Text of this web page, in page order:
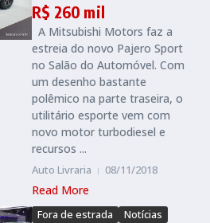
R$ 260 mil
A Mitsubishi Motors faz a
estreia do novo Pajero Sport
no Salão do Automóvel. Com
um desenho bastante
polêmico na parte traseira, o
utilitário esporte vem com
novo motor turbodiesel e
recursos ...
Auto Livraria 08/11/2018
Read More
Fora de estrada Notícias